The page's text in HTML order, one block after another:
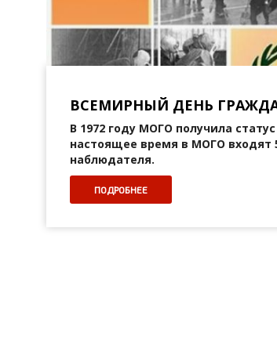
ВСЕМИРНЫЙ ДЕНЬ
В 1972 году МОГО получила
настоящее время в МОГО входят
наблюдателя.
ПОДРОБНЕЕ